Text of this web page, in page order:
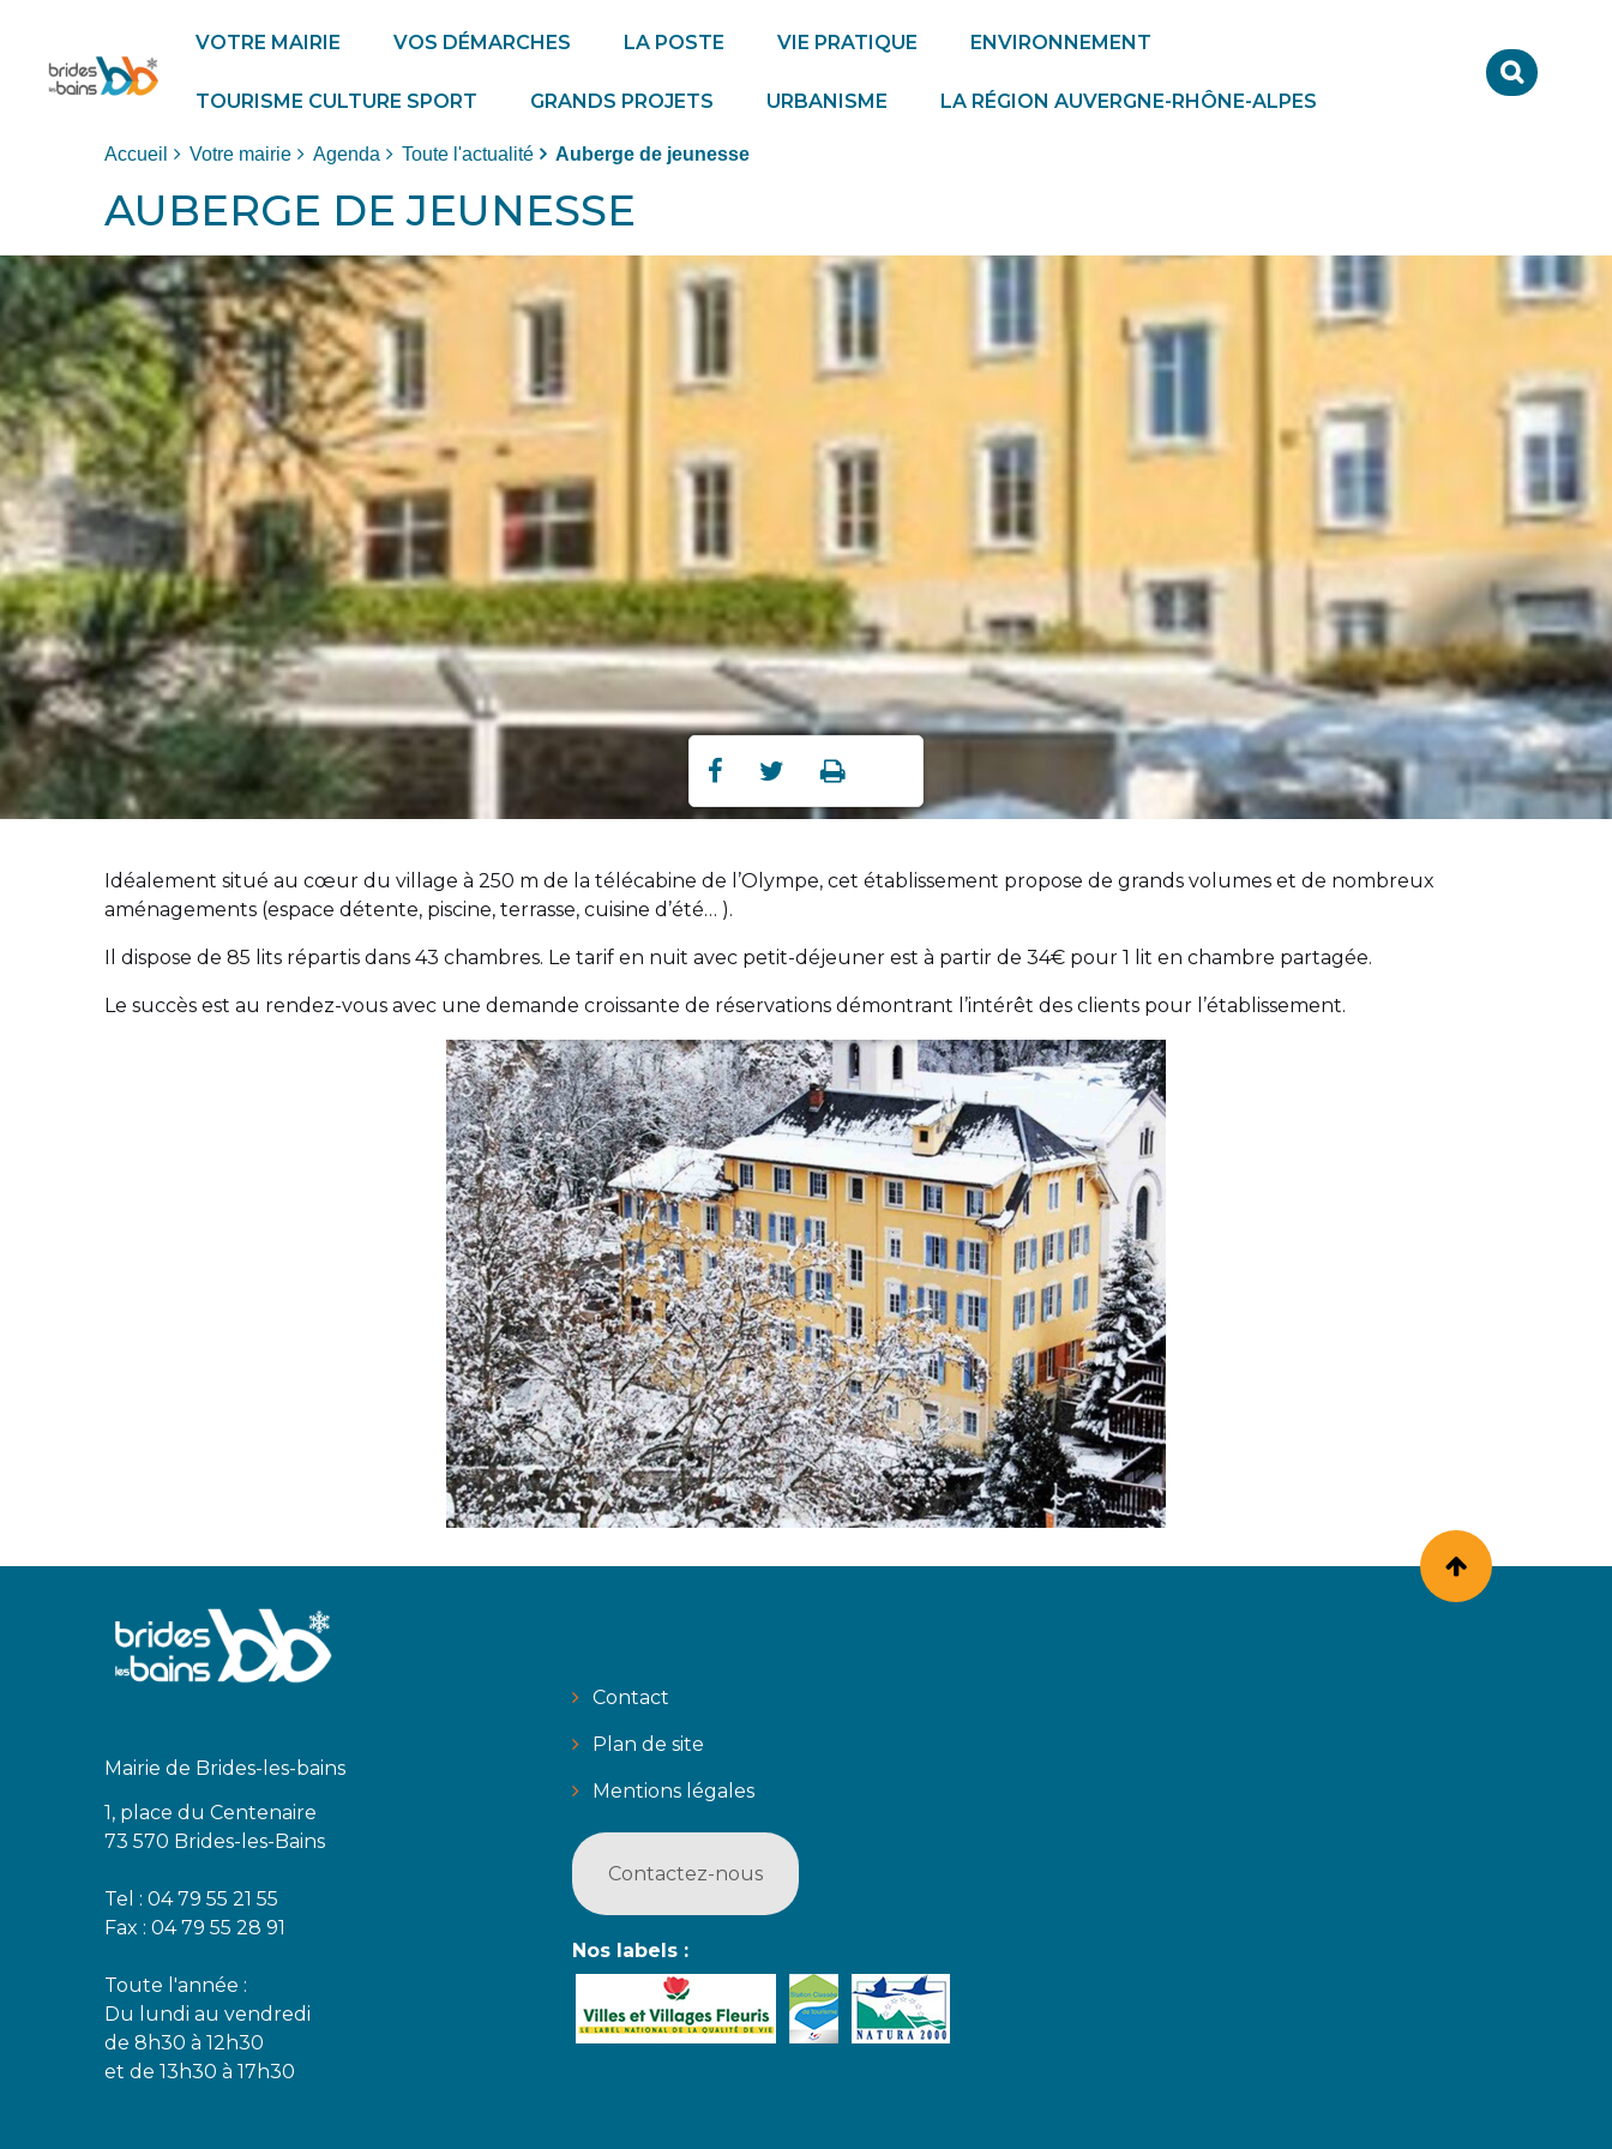
VOTRE MAIRIE VOS DÉMARCHES LA POSTE VIE PRATIQUE ENVIRONNEMENT
TOURISME CULTURE SPORT GRANDS PROJETS URBANISME LA RÉGION AUVERGNE-RHÔNE-ALPES
de
Accueil Votre mairie Agenda Toute l'actualité Auberge de jeunesse
AUBERGE DE JEUNESSE

Partager
sur

Partager
sur
Imprimer
Idéalement situé au cœur du village à 250 m de la télécabine de l’Olympe, cet établissement propose de grands volumes et de nombreux
aménagements (espace détente, piscine, terrasse, cuisine d’été… ).
Il dispose de 85 lits répartis dans 43 chambres. Le tarif en nuit avec petit-déjeuner est à partir de 34€ pour 1 lit en chambre partagée.
Le succès est au rendez-vous avec une demande croissante de réservations démontrant l’intérêt des clients pour l’établissement.
Mairie de Brides-les-bains
1, place du Centenaire
73 570 Brides-les-Bains
Tel : 04 79 55 21 55
Fax : 04 79 55 28 91
Toute l'année :
Du lundi au vendredi
de 8h30 à 12h30
et de 13h30 à 17h30
Contact
Plan de site
Mentions légales
Contactez-nous
Nos labels :